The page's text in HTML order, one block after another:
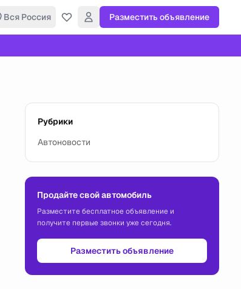
Вся Россия Разместить объявление
Рубрики
Автоновости
Продайте свой автомобиль
Разместите бесплатное объявление и
получите первые звонки уже сегодня.
Разместить объявление